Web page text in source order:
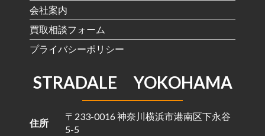
会社案内
買取相談フォーム
プライバシーポリシー
STRADALE YOKOHAMA
住所
〒233-0016 神奈川横浜市港南区下永谷
5-5